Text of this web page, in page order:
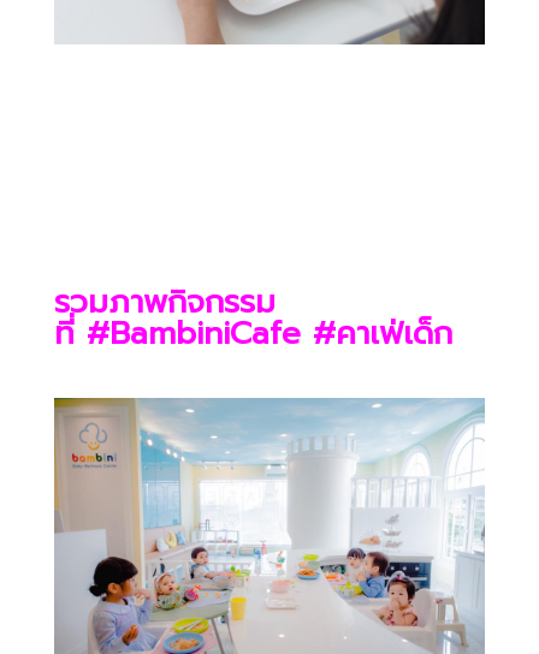
รวมภาพกิจกรรม
ที่ #BambiniCafe #คาเฟ่เด็ก